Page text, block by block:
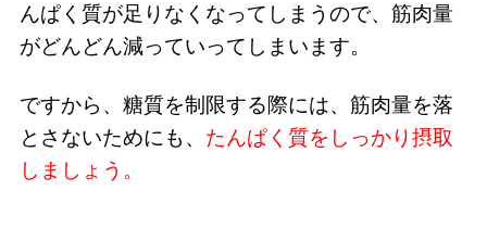
んぱく質が足りなくなってしまうので、筋肉量
がどんどん減っていってしまいます。
ですから、糖質を制限する際には、筋肉量を落
とさないためにも、 たんぱく質をしっかり摂取
しましょう。